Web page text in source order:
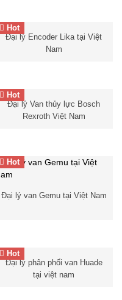
Hot
Đại lý Encoder Lika tại Việt
Đại lý Encoder Lika tại Việt
Nam
Hot
Đại lý Van thủy lực Bosch
Rexroth Việt Nam
Hot
Van điện từ Gemu –Màng
van Gemu
Đại lý van Gemu tại Việt Nam
Hot
Đại lý phân phối van Huade
tại việt nam –Van điện từ
Huade việt nam
Đại lý phân phối van Huade
tại việt nam